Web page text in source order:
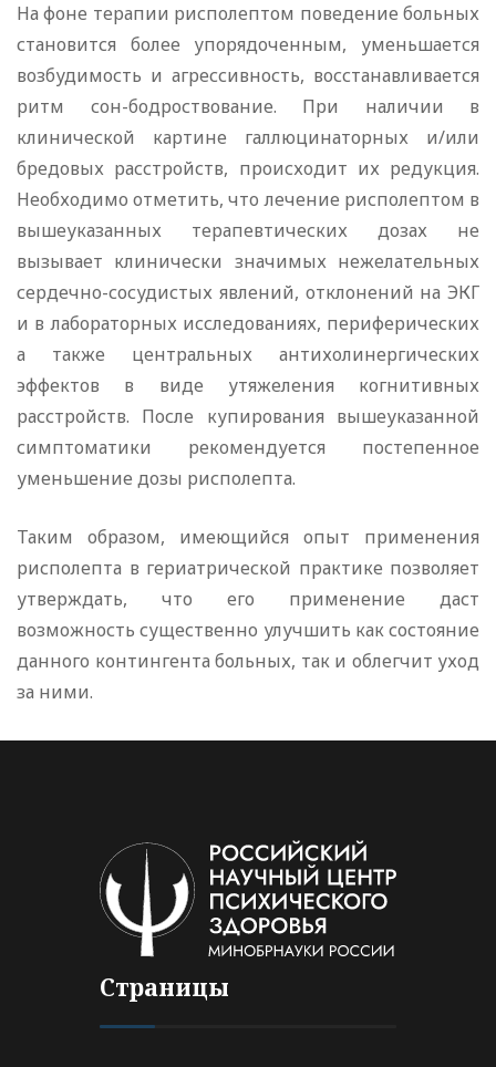
На фоне терапии рисполептом поведение больных
становится более упорядоченным, уменьшается
возбудимость и агрессивность, восстанавливается
ритм сон-бодроствование. При наличии в
клинической картине галлюцинаторных и/или
бредовых расстройств, происходит их редукция.
Необходимо отметить, что лечение рисполептом в
вышеуказанных терапевтических дозах не
вызывает клинически значимых нежелательных
сердечно-сосудистых явлений, отклонений на ЭКГ
и в лабораторных исследованиях, периферических
а также центральных антихолинергических
эффектов в виде утяжеления когнитивных
расстройств. После купирования вышеуказанной
симптоматики рекомендуется постепенное
уменьшение дозы рисполепта.
Таким образом, имеющийся опыт применения
рисполепта в гериатрической практике позволяет
утверждать, что его применение даст
возможность существенно улучшить как состояние
данного контингента больных, так и облегчит уход
за ними.
Страницы